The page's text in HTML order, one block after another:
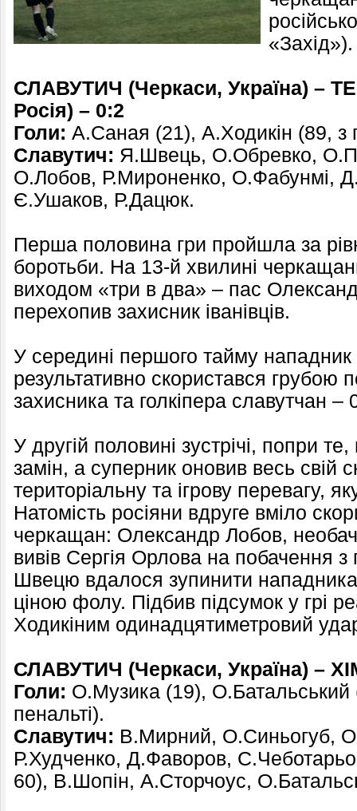
«Захід»).
СЛАВУТИЧ (Черкаси, Україна) –
Росія) – 0:2
Голи: А.Саная (21), А.Ходикін (89, з
Славутич: Я.Швець, О.Обревко,
О.Лобов, Р.Мироненко, О.Фабунмі,
Є.Ушаков, Р.Дацюк.
Перша половина гри пройшла за
боротьби. На 13-й хвилині
виходом «три в два» – пас
перехопив захисник іванівців.
У середині першого тайму
результативно скористався грубою
захисника та голкіпера славутчан –
У другій половині зустрічі, попри
замін, а суперник оновив весь свій
територіальну та ігрову перевагу,
Натомість росіяни вдруге вміло
черкащан: Олександр Лобов,
вивів Сергія Орлова на побачення з
Швецю вдалося зупинити
ціною фолу. Підбив підсумок у грі
Ходикіним одинадцятиметровий
СЛАВУТИЧ (Черкаси, Україна) –
Голи: О.Музика (19), О.Батальський
пенальті).
Славутич: В.Мирний, О.Синьогуб,
Р.Худченко, Д.Фаворов,
60), В.Шопін, А.Сторчоус,